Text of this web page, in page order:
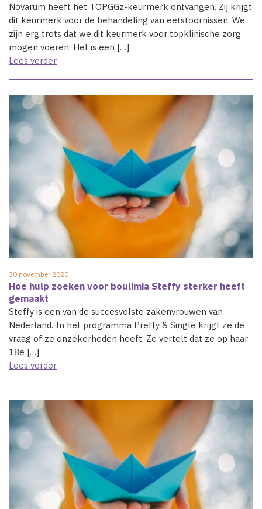
Novarum heeft het TOPGGz-keurmerk ontvangen. Zij krijgt
dit keurmerk voor de behandeling van eetstoornissen. We
zijn erg trots dat we dit keurmerk voor topklinische zorg
mogen voeren. Het is een […]
Lees verder
30 november 2020
Hoe hulp zoeken voor boulimia Steffy sterker heeft
gemaakt
Steffy is een van de succesvolste zakenvrouwen van
Nederland. In het programma Pretty & Single krijgt ze de
vraag of ze onzekerheden heeft. Ze vertelt dat ze op haar
18e […]
Lees verder